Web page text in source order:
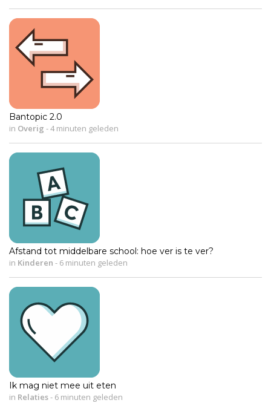
Bantopic 2.0
in Overig -4 minuten geleden
Afstand tot middelbare school: hoe ver is te ver?
in Kinderen - 6 minuten geleden
Ik mag niet mee uit eten
in Relaties- 6 minuten geleden